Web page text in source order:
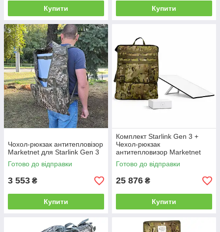
Купити Купити
Чохол-рюкзак антитепловізор
Marketnet для Starlink Gen 3
Готово до відправки
3 553 ₴
Купити
Комплект Starlink Gen 3 +
Чехол-рюкзак
антитепловизор Marketnet
Мілітарі
Готово до відправки
25 876 ₴
Купити